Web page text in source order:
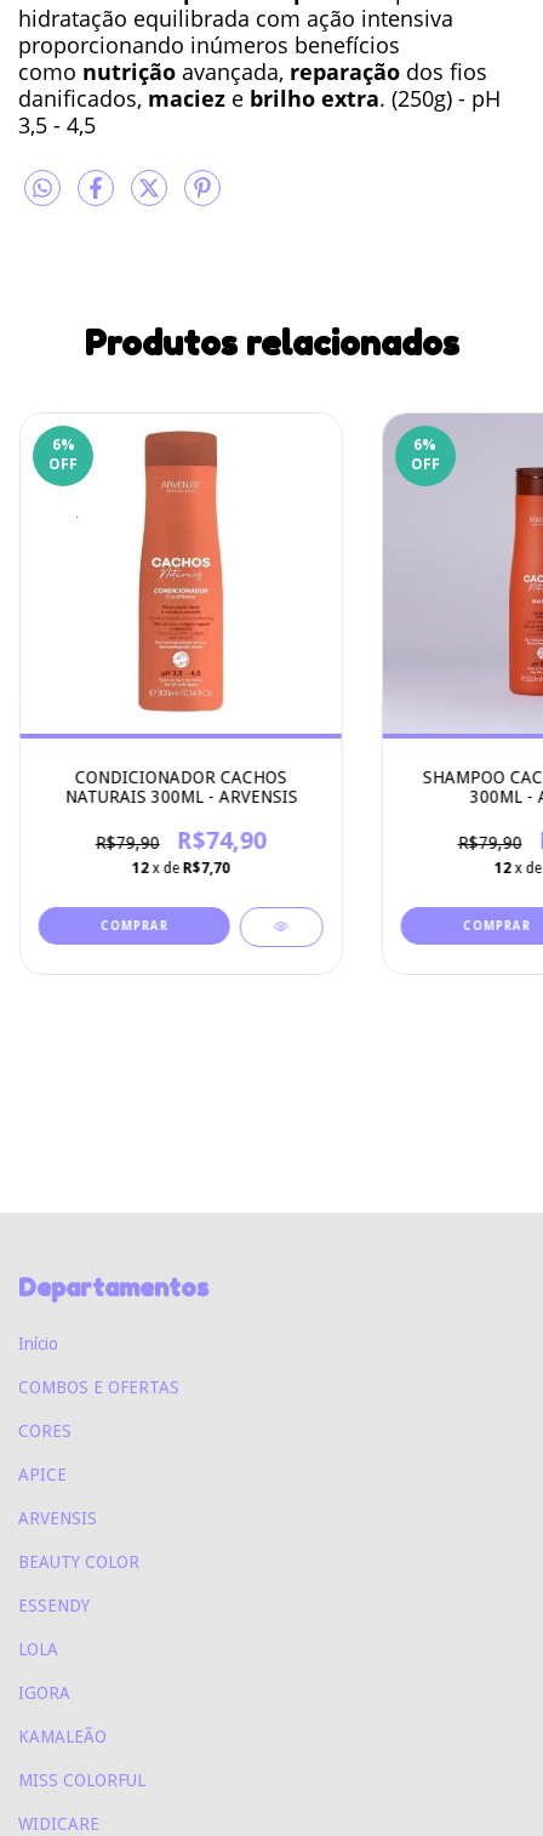
hidratação equilibrada com ação intensiva
proporcionando inúmeros benefícios
como nutrição avançada, reparação dos fios
danificados, maciez e brilho extra. (250g) - pH
3,5 - 4,5
Produtos relacionados
6%
OFF
CONDICIONADOR CACHOS
NATURAIS 300ML - ARVENSIS
R$79,90 R$74,90
12 x de R$7,70
6%
OFF
SHAMPOO
300ML -
R$79,90
12 x
Departamentos
Início
COMBOS E OFERTAS
CORES
APICE
ARVENSIS
BEAUTY COLOR
ESSENDY
LOLA
IGORA
KAMALEÃO
MISS COLORFUL
WIDICARE